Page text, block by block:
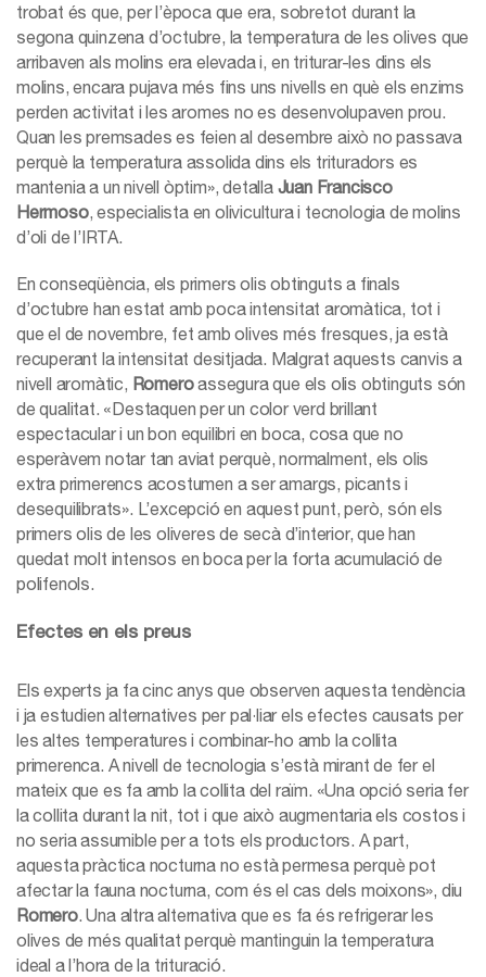
trobat és que, per l’època que era, sobretot durant la
segona quinzena d’octubre, la temperatura de les olives que
arribaven als molins era elevada i, en triturar-les dins els
molins, encara pujava més fins uns nivells en què els enzims
perden activitat i les aromes no es desenvolupaven prou.
Quan les premsades es feien al desembre això no passava
perquè la temperatura assolida dins els trituradors es
mantenia a un nivell òptim», detalla Juan Francisco
Hermoso, especialista en olivicultura i tecnologia de molins
d’oli de l’IRTA.
En conseqüència, els primers olis obtinguts a finals
d’octubre han estat amb poca intensitat aromàtica, tot i
que el de novembre, fet amb olives més fresques, ja està
recuperant la intensitat desitjada. Malgrat aquests canvis a
nivell aromàtic, Romeroassegura que els olis obtinguts són
de qualitat. «Destaquen per un color verd brillant
espectacular i un bon equilibri en boca, cosa que no
esperàvem notar tan aviat perquè, normalment, els olis
extra primerencs acostumen a ser amargs, picants i
desequilibrats». L’excepció en aquest punt, però, són els
primers olis de les oliveres de secà d’interior, que han
quedat molt intensos en boca per la forta acumulació de
polifenols.
Efectes en els preus
Els experts ja fa cinc anys que observen aquesta tendència
i ja estudien alternatives per pal·liar els efectes causats per
les altes temperatures i combinar-ho amb la collita
primerenca. A nivell de tecnologia s’està mirant de fer el
mateix que es fa amb la collita del raïm. «Una opció seria fer
la collita durant la nit, tot i que això augmentaria els costos i
no seria assumible per a tots els productors. A part,
aquesta pràctica nocturna no està permesa perquè pot
afectar la fauna nocturna, com és el cas dels moixons», diu
Romero. Una altra alternativa que es fa és refrigerar les
olives de més qualitat perquè mantinguin la temperatura
ideal a l’hora de la trituració.